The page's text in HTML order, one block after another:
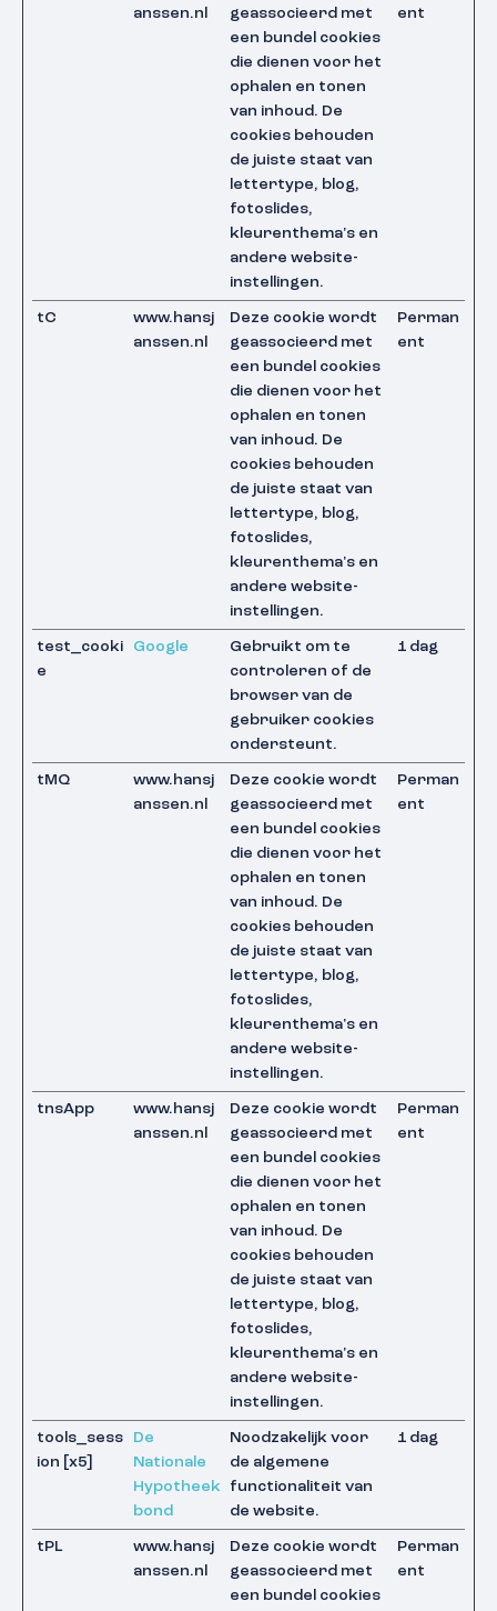
anssen.nl
geassocieerd met
een bundel cookies
die dienen voor het
ophalen en tonen
van inhoud. De
cookies behouden
de juiste staat van
lettertype, blog,
fotoslides,
kleurenthema's en
andere website-
instellingen.
ent
tC
www.hansj
anssen.nl
Deze cookie wordt
geassocieerd met
een bundel cookies
die dienen voor het
ophalen en tonen
van inhoud. De
cookies behouden
de juiste staat van
lettertype, blog,
fotoslides,
kleurenthema's en
andere website-
instellingen.
Perman
ent
test_cooki
e
Google
Gebruikt om te
controleren of de
browser van de
gebruiker cookies
ondersteunt.
1 dag
tMQ
www.hansj
anssen.nl
Deze cookie wordt
geassocieerd met
een bundel cookies
die dienen voor het
ophalen en tonen
van inhoud. De
cookies behouden
de juiste staat van
lettertype, blog,
fotoslides,
kleurenthema's en
andere website-
instellingen.
Perman
ent
tnsApp
www.hansj
anssen.nl
Deze cookie wordt
geassocieerd met
een bundel cookies
die dienen voor het
ophalen en tonen
van inhoud. De
cookies behouden
de juiste staat van
lettertype, blog,
fotoslides,
kleurenthema's en
andere website-
instellingen.
Perman
ent
tools_sess
ion [x5]
De
Nationale
Hypotheek
bond
Noodzakelijk voor
de algemene
functionaliteit van
de website.
1 dag
tPL
www.hansj
anssen.nl
Deze cookie wordt
geassocieerd met
een bundel cookies
Perman
ent